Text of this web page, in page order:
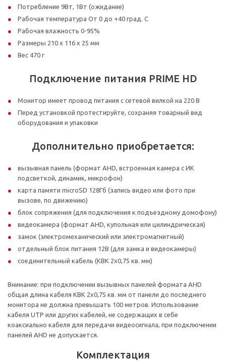
Потребление 9Вт, 1Вт (ожидание)
Рабочая температура От 0 до +40 град. С
Рабочая влажность 0-95%
Размеры 210 х 116 х 25 мм
Вес 470 г
Подключение питания PRIME HD
Монитор имеет провод питания с сетевой вилкой на 220 В
Перед установкой протестируйте, сохраняя товарный вид
оборудования и упаковки
Дополнительно приобретается:
вызывная панель (формат AHD, встроенная камера с ИК
подсветкой, динамик, микрофон)
карта памяти microSD 128Гб (запись видео или фото при
вызове, по движению)
блок сопряжения (для подключения к подъездному домофону)
видеокамера (формат AHD, купольная или цилиндрическая)
замок (электромеханический или электромагнитный)
отдельный блок питания 12В (для замка и видеокамеры)
соединительный кабель (КВК 2х0,75 кв. мм)
Внимание: при подключении вызывных панелей формата AHD
общая длина кабеля КВК 2х0,75 кв. мм от панели до последнего
монитора не должна превышать 100 метров. Использование
кабеля UTP или других кабелей, не содержащих в себе
коаксиально кабеля для передачи видеосигнала, при подключении
панелей AHD не допускается.
Комплектация